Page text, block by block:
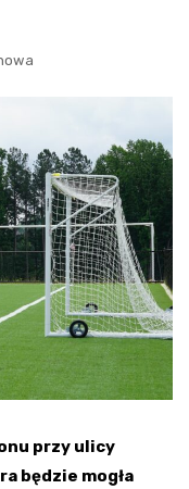
przy ulicy
będzie mogła